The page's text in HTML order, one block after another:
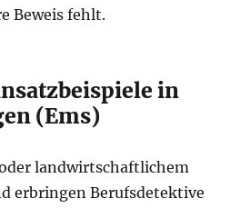
Beweis fehlt.
in
(Ems)
landwirtschaftlichem
erbringen Berufsdetektive